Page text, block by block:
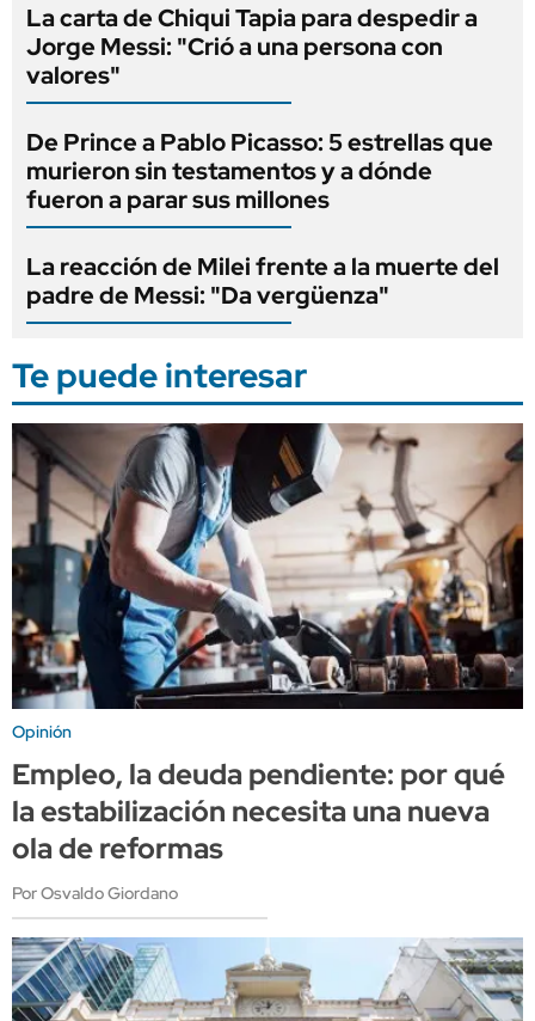
La carta de Chiqui Tapia para despedir a
Jorge Messi: "Crió a una persona con
valores"
De Prince a Pablo Picasso: 5 estrellas que
murieron sin testamentos y a dónde
fueron a parar sus millones
La reacción de Milei frente a la muerte del
padre de Messi: "Da vergüenza"
Te puede interesar
Opinión
Empleo, la deuda pendiente: por qué
la estabilización necesita una nueva
ola de reformas
Por Osvaldo Giordano